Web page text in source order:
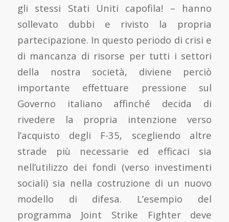
gli stessi Stati Uniti capofila! – hanno
sollevato dubbi e rivisto la propria
partecipazione. In questo periodo di crisi e
di mancanza di risorse per tutti i settori
della nostra società, diviene perciò
importante effettuare pressione sul
Governo italiano affinché decida di
rivedere la propria intenzione verso
l’acquisto degli F-35, scegliendo altre
strade più necessarie ed efficaci sia
nell’utilizzo dei fondi (verso investimenti
sociali) sia nella costruzione di un nuovo
modello di difesa. L’esempio del
programma Joint Strike Fighter deve